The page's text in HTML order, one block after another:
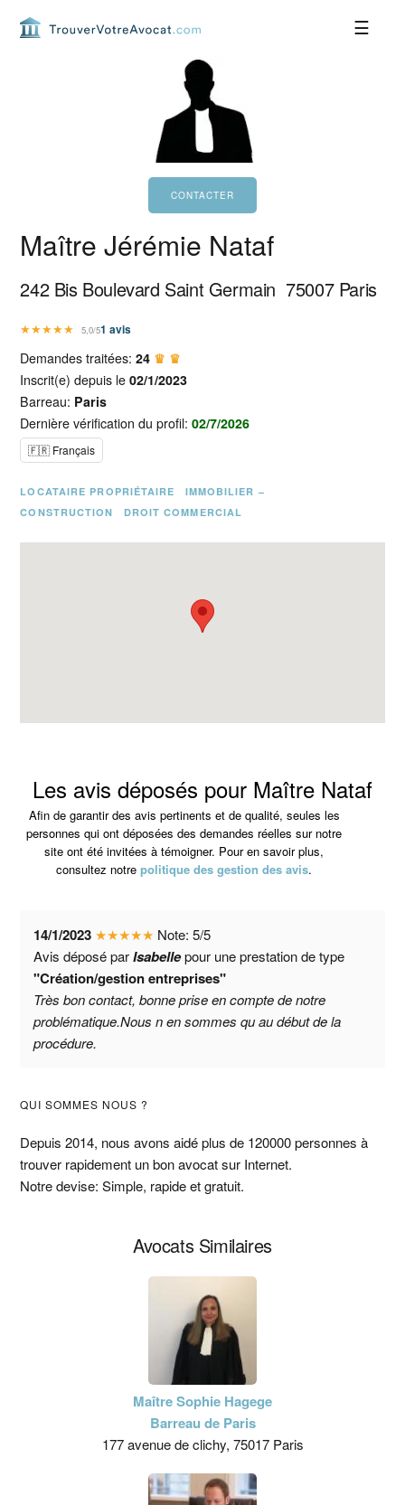
Maître Jérémie Nataf
242 Bis Boulevard Saint Germain 75007 Paris
★★★★★ 5,0/51 avis
Demandes traitées:24 ♛ ♛
Inscrit(e) depuis le02/1/2023
Barreau: Paris
Dernière vérification du profil:02/7/2026
🇫🇷 Français
LOCATAIRE PROPRIÉTAIRE
IMMOBILIER –
CONSTRUCTION
DROIT COMMERCIAL
Les avis déposés pour Maître Nataf
Afin de garantir des avis pertinents et de qualité, seules les
personnes qui ont déposées des demandes réelles sur notre
site ont été invitées à témoigner. Pour en savoir plus,
consultez notrepolitique des gestion des avis.
14/1/2023 ★★★★★ Note:5/5
Avis déposé parIsabellepour une prestation de type
"Création/gestion entreprises"
Très bon contact, bonne prise en compte de notre
problématique.Nous n en sommes qu au début de la
procédure.
Barre
latérale
principale
QUI SOMMES NOUS ?
Depuis 2014, nous avons aidé plus de 120000 personnes à
trouver rapidement un bon avocat sur Internet.
Notre devise: Simple, rapide et gratuit.
Avocats Similaires
Maître Sophie Hagege
Barreau de Paris
177 avenue de clichy, 75017 Paris